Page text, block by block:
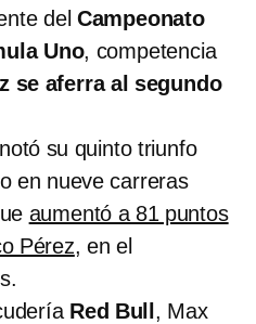
del Campeonato
Uno, competencia
se aferra al segundo
su quinto triunfo
en nueve carreras
aumentó a 81 puntos
Pérez, en el
Red Bull , Max